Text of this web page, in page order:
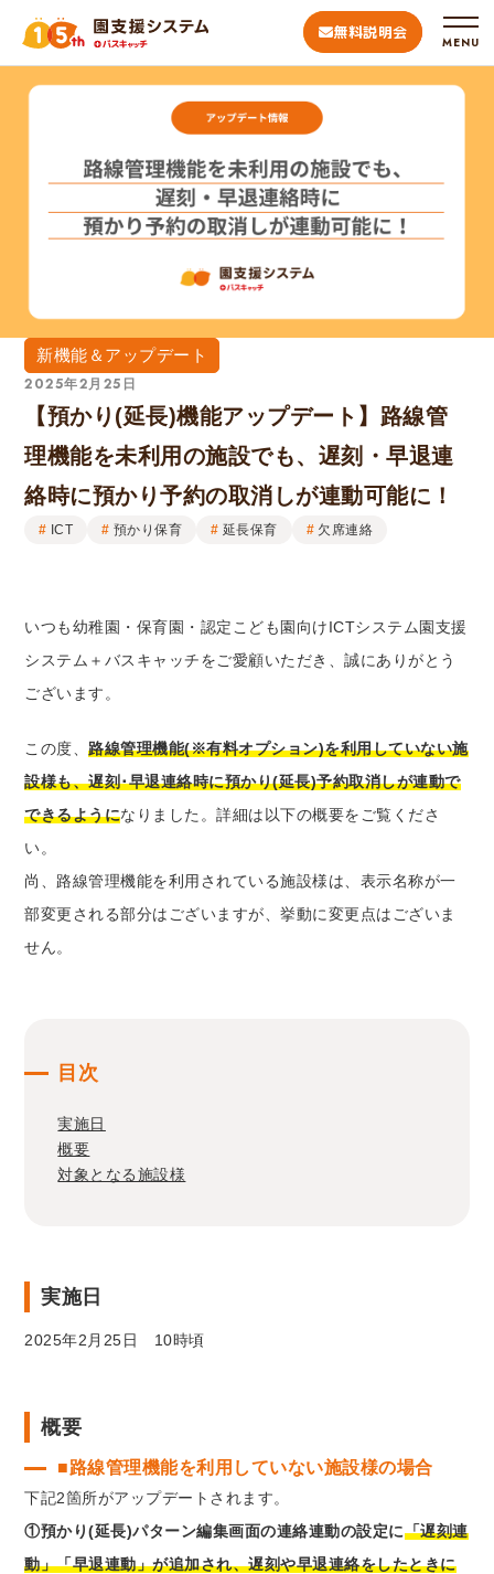
無料説明会
MENU
新機能＆アップデート
2025年2月25日
【預かり(延長)機能アップデート】路線管
理機能を未利用の施設でも、遅刻・早退連
絡時に預かり予約の取消しが連動可能に！
ICT 預かり保育 延長保育 欠席連絡
いつも幼稚園・保育園・認定こども園向けICTシステム園支援
システム＋バスキャッチをご愛顧いただき、誠にありがとう
ございます。
この度、路線管理機能(※有料オプション)を利用していない施
設様も、遅刻･早退連絡時に預かり(延長)予約取消しが連動で
できるようになりました。詳細は以下の概要をご覧くださ
い。
尚、路線管理機能を利用されている施設様は、表示名称が一
部変更される部分はございますが、挙動に変更点はございま
せん。
目次
実施日
概要
対象となる施設様
実施日
2025年2月25日 10時頃
概要
■路線管理機能を利用していない施設様の場合
下記2箇所がアップデートされます。
①預かり(延長)パターン編集画面の連絡連動の設定に「遅刻連
動」「早退連動」が追加され、遅刻や早退連絡をしたときに